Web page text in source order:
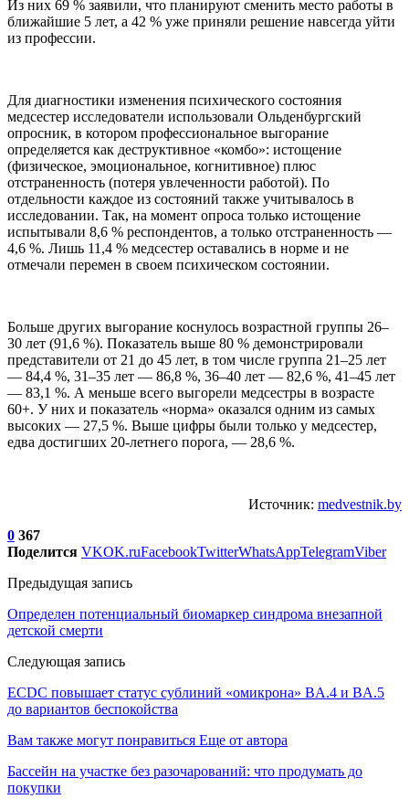
Из них 69 % заявили, что планируют сменить место работы в
ближайшие 5 лет, а 42 % уже приняли решение навсегда уйти
из профессии.
Для диагностики изменения психического состояния
медсестер исследователи использовали Ольденбургский
опросник, в котором профессиональное выгорание
определяется как деструктивное «комбо»: истощение
(физическое, эмоциональное, когнитивное) плюс
отстраненность (потеря увлеченности работой). По
отдельности каждое из состояний также учитывалось в
исследовании. Так, на момент опроса только истощение
испытывали 8,6 % респондентов, а только отстраненность —
4,6 %. Лишь 11,4 % медсестер оставались в норме и не
отмечали перемен в своем психическом состоянии.
Больше других выгорание коснулось возрастной группы 26–
30 лет (91,6 %). Показатель выше 80 % демонстрировали
представители от 21 до 45 лет, в том числе группа 21–25 лет
— 84,4 %, 31–35 лет — 86,8 %, 36–40 лет — 82,6 %, 41–45 лет
— 83,1 %. А меньше всего выгорели медсестры в возрасте
60+. У них и показатель «норма» оказался одним из самых
высоких — 27,5 %. Выше цифры были только у медсестер,
едва достигших 20-летнего порога, — 28,6 %.
Источник: medvestnik.by
0 367
Поделится VKOK.ruFacebookTwitterWhatsAppTelegramViber
Предыдущая запись
Определен потенциальный биомаркер синдрома внезапной
детской смерти
Следующая запись
ECDC повышает статус сублиний «омикрона» BA.4 и BA.5
до вариантов беспокойства
Вам также могут понравиться Еще от автора
Бассейн на участке без разочарований: что продумать до
покупки